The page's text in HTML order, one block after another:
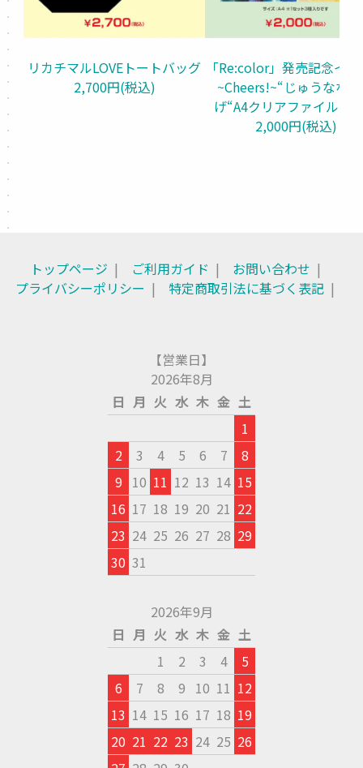
リカチマルLOVEトートバッグ
2,700円(税込)
「Re:color」発売記念イ
~Cheers!~“じゅうなな
げ“A4クリアファイルセ
2,000円(税込)
トップページ ご利用ガイド
お問い合わせ
プライバシーポリシー
特定商取引法に基づく表記
【営業日】
2026年8月
日 月 火 水 木 金 土
1
2
3 4 5 6 7
8
9 10 11 12 13 14 15
16 17 18 19 20 21 22
23 24 25 26 27 28 29
30 31
2026年9月
日 月 火 水 木 金 土
1
2 3 4
5
6
7 8 9 10 11 12
13 14 15 16 17 18 19
20 21 22 23 24 25 26